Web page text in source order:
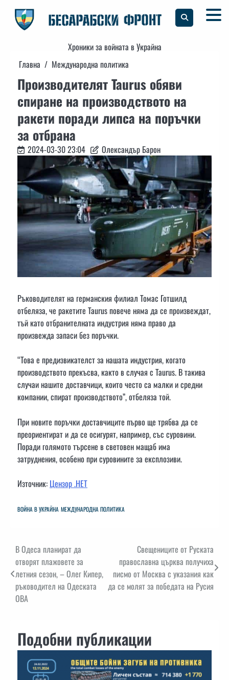
content
Хроники за войната в Украйна
Главна
Международна политика
Производителят Taurus обяви
спиране на производството на
ракети поради липса на поръчки
за отбрана
2024-03-30 23:04 Олександър Барон
Ръководителят на германския филиал Томас Готшилд
отбеляза, че ракетите Taurus повече няма да се произвеждат,
тъй като отбранителната индустрия няма право да
произвежда запаси без поръчки.
“Това е предизвикателст за нашата индустрия, когато
производството прекъсва, както в случая с Taurus. В такива
случаи нашите доставчици, които често са малки и средни
компании, спират производството”, отбеляза той.
При новите поръчки доставчиците първо ще трябва да се
преориентират и да се осигурят, например, със суровини.
Поради голямото търсене в световен мащаб има
затруднения, особено при суровините за експлозиви.
Източник: Цензор .НЕТ
ВОЙНА В УКРАЙНА МЕЖДУНАРОДНА ПОЛИТИКА
Навигация
В Одеса планират да
отворят плажовете за
летния сезон, – Олег Кипер,
ръководител на Одеската
ОВА
Свещениците от Руската
православна църква получиха
писмо от Москва с указания как
да се молят за победата на Русия
Подобни публикации